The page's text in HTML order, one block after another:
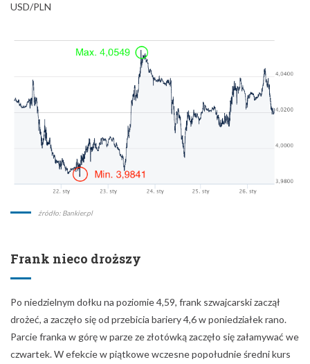
USD/PLN
źródło: Bankier.pl
Frank nieco droższy
Po niedzielnym dołku na poziomie 4,59, frank szwajcarski zaczął
drożeć, a zaczęło się od przebicia bariery 4,6 w poniedziałek rano.
Parcie franka w górę w parze ze złotówką zaczęło się załamywać we
czwartek. W efekcie w piątkowe wczesne popołudnie średni kurs